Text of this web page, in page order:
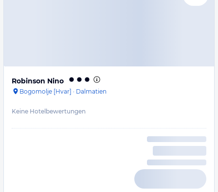
Robinson Nino
Bogomolje [Hvar] · Dalmatien
Keine Hotelbewertungen